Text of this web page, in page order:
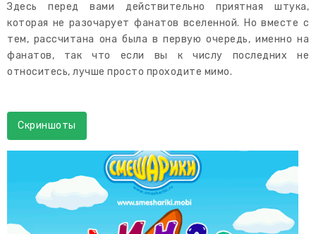
Здесь перед вами действительно приятная штука,
которая не разочарует фанатов вселенной. Но вместе с
тем, рассчитана она была в первую очередь, именно на
фанатов, так что если вы к числу последних не
относитесь, лучше просто проходите мимо.
Скриншоты